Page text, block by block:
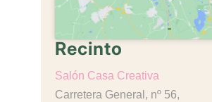
Recinto
Salón Casa Creativa
Carretera General, nº 56,